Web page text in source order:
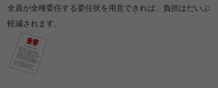
全員が全権委任する委任状を用意できれば、負担はだいぶ
軽減されます。